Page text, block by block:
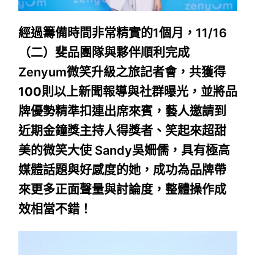
經過籌備時間非常精實的1個月，11/16
（二）斐品團隊與夥伴順利完成
Zenyum微笑升級之旅記者會， 共獲得
100則以上新聞報導與社群曝光 ，並將品
牌優勢精準扣連出席來賓，藝人邀請到
近期金鐘獎主持人得獎者、笑起來超甜
美的微笑大使 Sandy吳姍儒，具有極高
媒體話題與好感度的她，成功為品牌帶
來更多正面聲量與討論度，整體操作成
效相當不錯！